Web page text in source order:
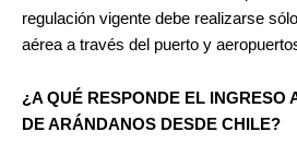
regulación vigente debe realizarse
aérea a través del puerto y
¿A QUÉ RESPONDE EL INGRESO
DE ARÁNDANOS DESDE CHILE?